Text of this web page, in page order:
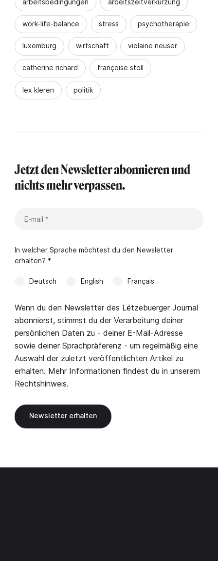
work-life-balance stress psychotherapie
luxemburg wirtschaft violaine neuser
catherine richard françoise stoll
lex kleren politik
Jetzt den Newsletter abonnieren und
nichts mehr verpassen.
In welcher Sprache möchtest du den Newsletter
erhalten? *
Deutsch English Français
Wenn du den Newsletter des Lëtzebuerger Journal
abonnierst, stimmst du der Verarbeitung deiner
persönlichen Daten zu - deiner E-Mail-Adresse
sowie deiner Sprachpräferenz - um regelmäßig eine
Auswahl der zuletzt veröffentlichten Artikel zu
erhalten. Mehr Informationen findest du in unserem
Rechtshinweis.